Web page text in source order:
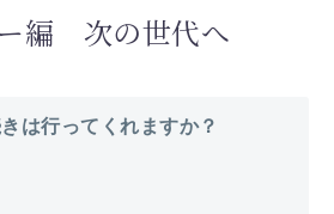
編 次の世代へ
は行ってくれますか？